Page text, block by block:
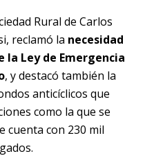
Rural de Carlos
reclamó la necesidad
la Ley de Emergencia
, y destacó también la
anticíclicos que
como la que se
cuenta con 230 mil